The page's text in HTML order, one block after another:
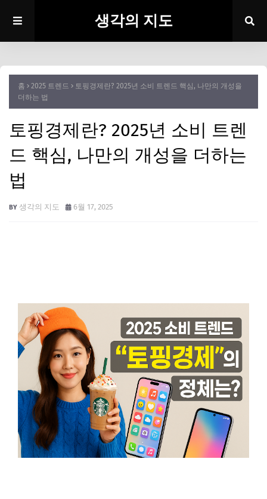
생각의 지도
홈 2025 트렌드
토핑경제란? 2025년 소비 트렌드 핵심, 나만의 개성을
더하는 법
토핑경제란? 2025년 소비 트렌
드 핵심, 나만의 개성을 더하는
법
생각의 지도 6월 17, 2025